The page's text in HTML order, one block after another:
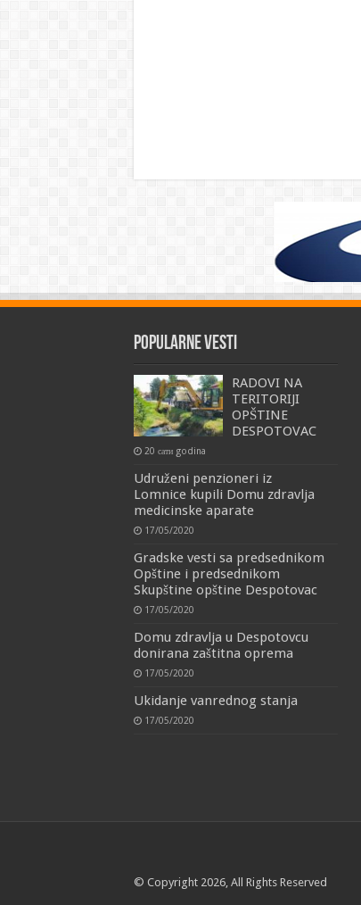
Popularne vesti
RADOVI NA
TERITORIJI
OPŠTINE
DESPOTOVAC
20 сати godina
Udruženi penzioneri iz
Lomnice kupili Domu zdravlja
medicinske aparate
17/05/2020
Gradske vesti sa predsednikom
Opštine i predsednikom
Skupštine opštine Despotovac
17/05/2020
Domu zdravlja u Despotovcu
donirana zaštitna oprema
17/05/2020
Ukidanje vanrednog stanja
17/05/2020
© Copyright 2026, All Rights Reserved